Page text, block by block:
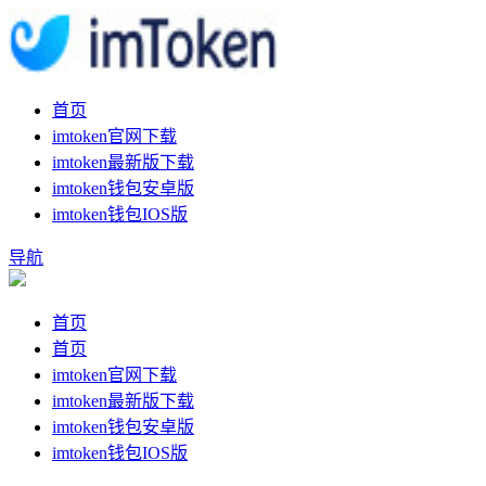
首页
imtoken官网下载
imtoken最新版下载
imtoken钱包安卓版
imtoken钱包IOS版
导航
首页
首页
imtoken官网下载
imtoken最新版下载
imtoken钱包安卓版
imtoken钱包IOS版